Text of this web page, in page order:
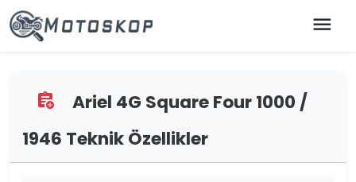
menu
assignment_add
Ariel 4G Square Four 1000 /
1946 Teknik Özellikler